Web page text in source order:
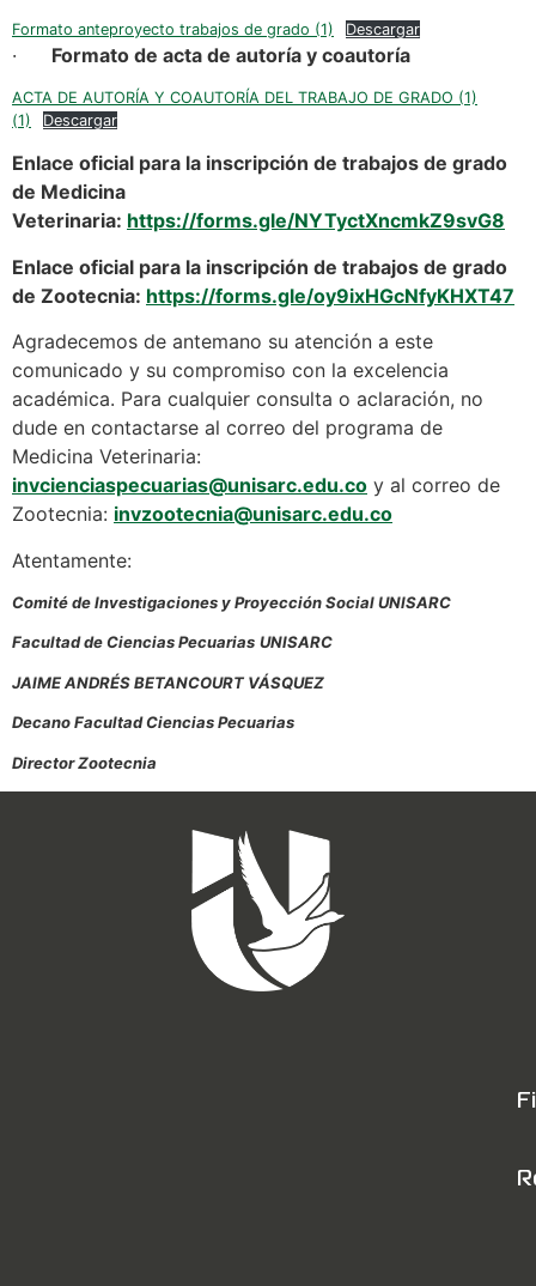
Formato anteproyecto trabajos de grado (1) Descargar
· Formato de acta de autoría y coautoría
ACTA DE AUTORÍA Y COAUTORÍA DEL TRABAJO DE GRADO (1)
(1)
Descargar
Enlace oficial para la inscripción de trabajos de grado
de Medicina
Veterinaria: https://forms.gle/NYTyctXncmkZ9svG8
Enlace oficial para la inscripción de trabajos de grado
de Zootecnia: https://forms.gle/oy9ixHGcNfyKHXT47
Agradecemos de antemano su atención a este
comunicado y su compromiso con la excelencia
académica. Para cualquier consulta o aclaración, no
dude en contactarse al correo del programa de
Medicina Veterinaria:
invcienciaspecuarias@unisarc.edu.co y al correo de
Zootecnia: invzootecnia@unisarc.edu.co
Atentamente:
Comité de Investigaciones y Proyección Social UNISARC
Facultad de Ciencias Pecuarias UNISARC
JAIME ANDRÉS BETANCOURT VÁSQUEZ
Decano Facultad Ciencias Pecuarias
Director Zootecnia